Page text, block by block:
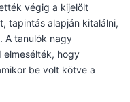
végig a kijelölt
tapintás alapján kitalálni,
A tanulók nagy
elmesélték, hogy
be volt kötve a